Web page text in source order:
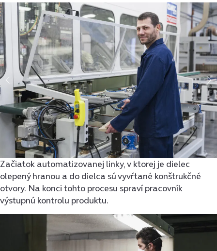
Začiatok automatizovanej linky, v ktorej je dielec
olepený hranou a do dielca sú vyvŕtané konštrukčné
otvory. Na konci tohto procesu spraví pracovník
výstupnú kontrolu produktu.